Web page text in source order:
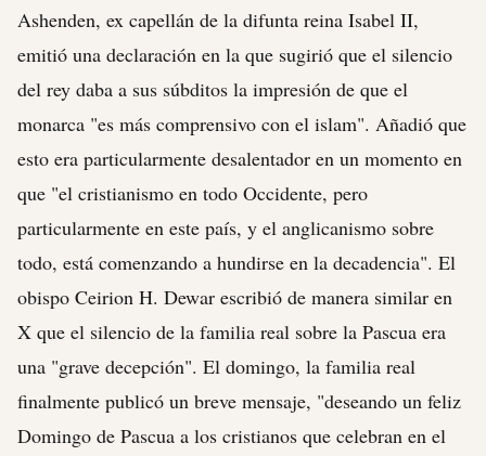
Ashenden, ex capellán de la difunta reina Isabel II,
emitió una declaración en la que sugirió que el silencio
del rey daba a sus súbditos la impresión de que el
monarca "es más comprensivo con el islam". Añadió que
esto era particularmente desalentador en un momento en
que "el cristianismo en todo Occidente, pero
particularmente en este país, y el anglicanismo sobre
todo, está comenzando a hundirse en la decadencia". El
obispo Ceirion H. Dewar escribió de manera similar en
X que el silencio de la familia real sobre la Pascua era
una "grave decepción". El domingo, la familia real
finalmente publicó un breve mensaje, "deseando un feliz
Domingo de Pascua a los cristianos que celebran en el